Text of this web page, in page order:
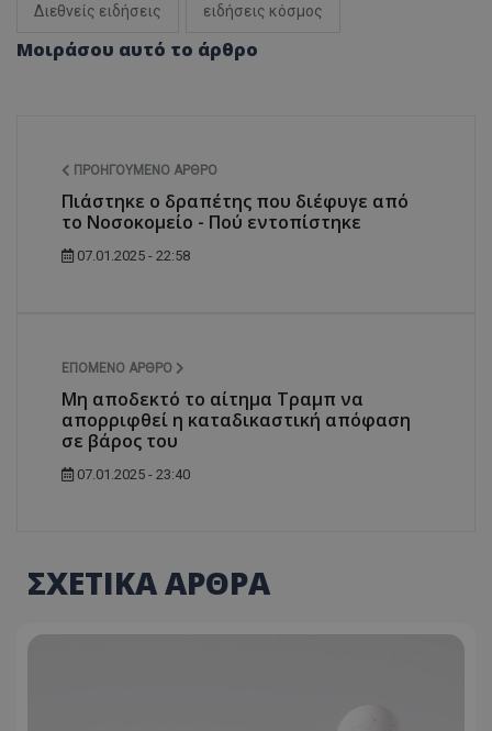
Διεθνείς ειδήσεις ειδήσεις κόσμος
Μοιράσου αυτό το άρθρο
ΠΡΟΗΓΟΎΜΕΝΟ ΆΡΘΡΟ
Πιάστηκε ο δραπέτης που διέφυγε από
το Νοσοκομείο - Πού εντοπίστηκε
07.01.2025 - 22:58
ΕΠΌΜΕΝΟ ΆΡΘΡΟ
Μη αποδεκτό το αίτημα Τραμπ να
απορριφθεί η καταδικαστική απόφαση
σε βάρος του
07.01.2025 - 23:40
ΣΧΕΤΙΚΑ ΑΡΘΡΑ